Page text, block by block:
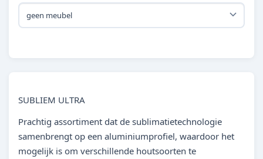
SUBLIEM ULTRA
Prachtig assortiment dat de sublimatietechnologie
samenbrengt op een aluminiumprofiel, waardoor het
mogelijk is om verschillende houtsoorten te